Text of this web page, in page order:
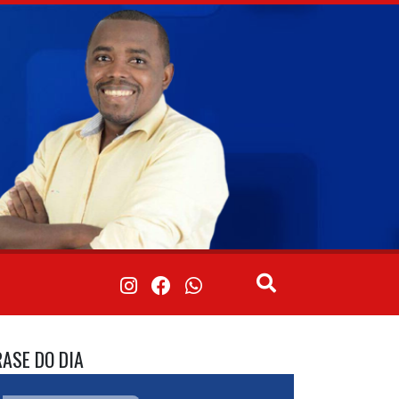
DO DIA